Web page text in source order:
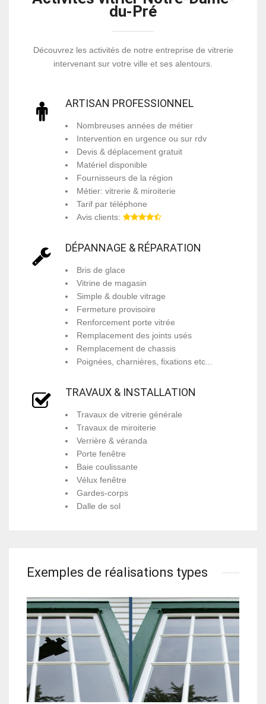
du-Pré
Découvrez les activités de notre entreprise de vitrerie
intervenant sur votre ville et ses alentours.
ARTISAN PROFESSIONNEL
Nombreuses années de métier
Intervention en urgence ou sur rdv
Devis & déplacement gratuit
Matériel disponible
Fournisseurs de la région
Métier: vitrerie & miroiterie
Tarif par téléphone
Avis clients:
DÉPANNAGE & RÉPARATION
Bris de glace
Vitrine de magasin
Simple & double vitrage
Fermeture provisoire
Renforcement porte vitrée
Remplacement des joints usés
Remplacement de chassis
Poignées, charnières, fixations etc...
TRAVAUX & INSTALLATION
Travaux de vitrerie générale
Travaux de miroiterie
Verrière & véranda
Porte fenêtre
Baie coulissante
Vélux fenêtre
Gardes-corps
Dalle de sol
Exemples de réalisations types